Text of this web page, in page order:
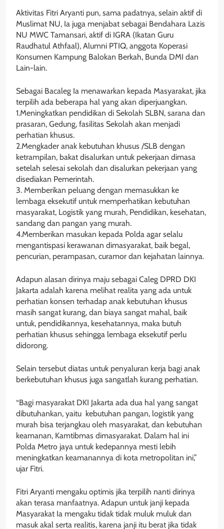
Aktivitas Fitri Aryanti pun, sama padatnya, selain aktif di
Muslimat NU, Ia juga menjabat sebagai Bendahara Lazis
NU MWC Tamansari, aktif di IGRA (Ikatan Guru
Raudhatul Athfaal), Alumni PTIQ, anggota Koperasi
Konsumen Kampung Balokan Berkah, Bunda DMI dan
Lain-lain.
Sebagai Bacaleg Ia menawarkan kepada Masyarakat, jika
terpilih ada beberapa hal yang akan diperjuangkan.
1.Meningkatkan pendidikan di Sekolah SLBN, sarana dan
prasaran, Gedung, fasilitas Sekolah akan menjadi
perhatian khusus.
2.Mengkader anak kebutuhan khusus /SLB dengan
ketrampilan, bakat disalurkan untuk pekerjaan dimasa
setelah selesai sekolah dan disalurkan pekerjaan yang
disediakan Pemerintah.
3. Memberikan peluang dengan memasukkan ke
lembaga eksekutif untuk memperhatikan kebutuhan
masyarakat, Logistik yang murah, Pendidikan, kesehatan,
sandang dan pangan yang murah.
4.Memberikan masukan kepada Polda agar selalu
mengantispasi kerawanan dimasyarakat, baik begal,
pencurian, perampasan, curamor dan kejahatan lainnya.
Adapun alasan dirinya maju sebagai Caleg DPRD DKI
Jakarta adalah karena melihat realita yang ada untuk
perhatian konsen terhadap anak kebutuhan khusus
masih sangat kurang, dan biaya sangat mahal, baik
untuk, pendidikannya, kesehatannya, maka butuh
perhatian khusus sehingga lembaga eksekutif perlu
didorong.
Selain tersebut diatas untuk penyaluran kerja bagi anak
berkebutuhan khusus juga sangatlah kurang perhatian.
“Bagi masyarakat DKI Jakarta ada dua hal yang sangat
dibutuhankan, yaitu kebutuhan pangan, logistik yang
murah bisa terjangkau oleh masyarakat, dan kebutuhan
keamanan, Kamtibmas dimasyarakat. Dalam hal ini
Polda Metro jaya untuk kedepannya mesti lebih
meningkatkan keamanannya di kota metropolitan ini,”
ujar Fitri.
Fitri Aryanti mengaku optimis jika terpilih nanti dirinya
akan terasa manfaatnya. Adapun untuk janji kepada
Masyarakat Ia mengaku tidak tidak muluk muluk dan
masuk akal serta realitis, karena janji itu berat jika tidak